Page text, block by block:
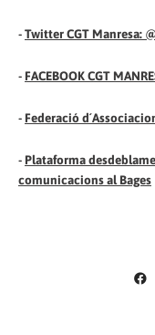
-Twitter CGT Manresa:
- FACEBOOK CGT
- Federació
- Plataforma
comunicacions al Bages